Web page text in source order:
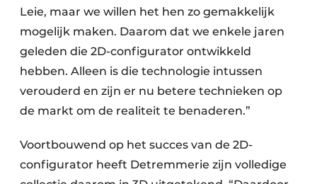
Leie, maar we willen het hen zo gemakkelijk
mogelijk maken. Daarom dat we enkele jaren
geleden die 2D-configurator ontwikkeld
hebben. Alleen is die technologie intussen
verouderd en zijn er nu betere technieken op
de markt om de realiteit te benaderen.”
Voortbouwend op het succes van de 2D-
configurator heeft Detremmerie zijn volledige